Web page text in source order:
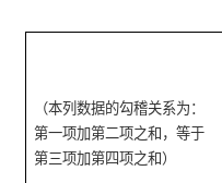
（本列数据的勾稽关系为：
第一项加第二项之和，等于
第三项加第四项之和）